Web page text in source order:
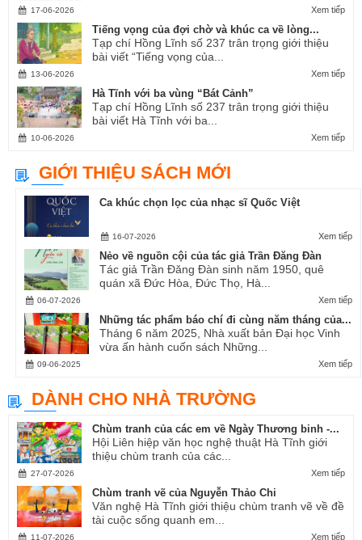
Xem tiếp
17-06-2026
Tiếng vọng của đợi chờ và khúc ca về lòng...
Tạp chí Hồng Lĩnh số 237 trân trọng giới thiệu
bài viết “Tiếng vọng của...
Xem tiếp
13-06-2026
Hà Tĩnh với ba vùng “Bát Cảnh”
Tạp chí Hồng Lĩnh số 237 trân trọng giới thiệu
bài viết Hà Tĩnh với ba...
Xem tiếp
10-06-2026
GIỚI THIỆU SÁCH MỚI
Ca khúc chọn lọc của nhạc sĩ Quốc Việt
Xem tiếp
16-07-2026
Nẻo về nguồn cội của tác giả Trần Đăng Đàn
Tác giả Trần Đăng Đàn sinh năm 1950, quê
quán xã Đức Hòa, Đức Thọ, Hà...
Xem tiếp
06-07-2026
Những tác phẩm báo chí đi cùng năm tháng của...
Tháng 6 năm 2025, Nhà xuất bản Đại học Vinh
vừa ấn hành cuốn sách Những...
Xem tiếp
09-06-2025
DÀNH CHO NHÀ TRƯỜNG
Chùm tranh của các em về Ngày Thương binh -...
Hội Liên hiệp văn học nghệ thuật Hà Tĩnh giới
thiệu chùm tranh của các...
Xem tiếp
27-07-2026
Chùm tranh vẽ của Nguyễn Thảo Chi
Văn nghệ Hà Tĩnh giới thiệu chùm tranh vẽ về đề
tài cuộc sống quanh em...
Xem tiếp
11-07-2026